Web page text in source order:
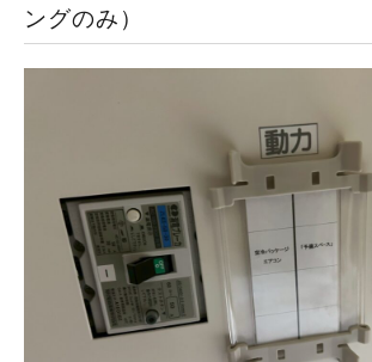
ングのみ）